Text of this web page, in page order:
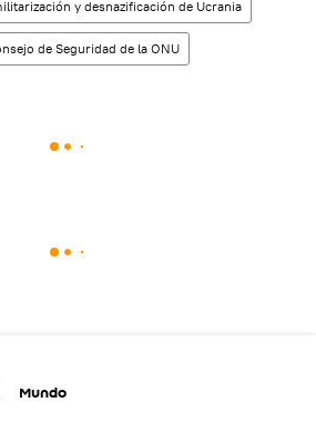
y desnazificación de Ucrania
de Seguridad de la ONU
Mundo